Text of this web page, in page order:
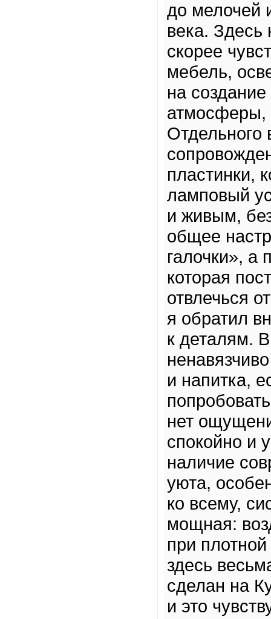
до мелочей
века.
скорее
мебель,
на
атмосферы,
Отдельного
пластинки,
ламповый
и живым,
общее
галочки», а
которая
отвлечься
я обратил
к деталям.
и напитка,
нет
спокойно и
наличие
уюта,
ко всему,
мощная:
при
здесь
сделан на
и это